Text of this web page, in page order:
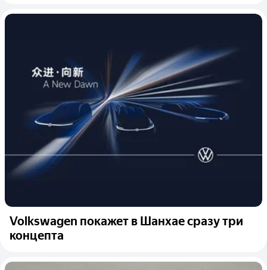
Volkswagen покажет в Шанхае сразу три
концепта